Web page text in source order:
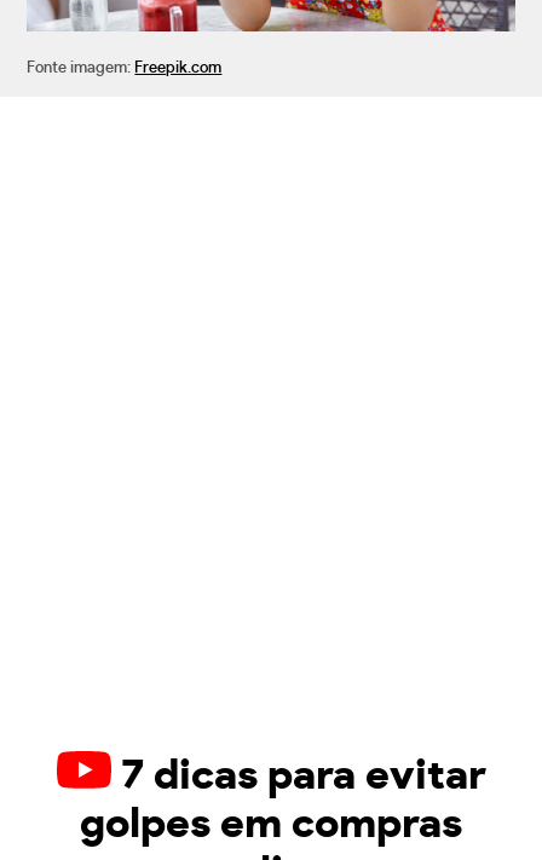
Fonte imagem: Freepik.com
7 dicas para evitar
golpes em compras